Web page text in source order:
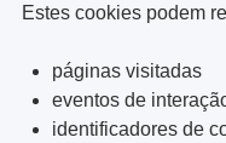
Estes cookies podem
páginas visitadas
eventos de
identificadores de